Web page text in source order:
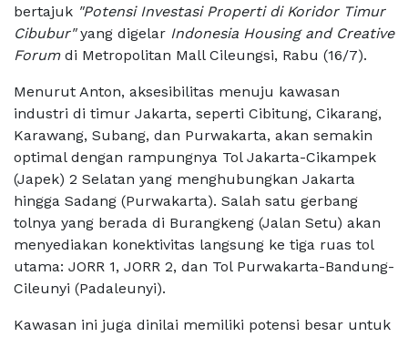
bertajuk "Potensi Investasi Properti di Koridor Timur
Cibubur"yang digelar Indonesia Housing and Creative
Forumdi Metropolitan Mall Cileungsi, Rabu (16/7).
Menurut Anton, aksesibilitas menuju kawasan
industri di timur Jakarta, seperti Cibitung, Cikarang,
Karawang, Subang, dan Purwakarta, akan semakin
optimal dengan rampungnya Tol Jakarta-Cikampek
(Japek) 2 Selatan yang menghubungkan Jakarta
hingga Sadang (Purwakarta). Salah satu gerbang
tolnya yang berada di Burangkeng (Jalan Setu) akan
menyediakan konektivitas langsung ke tiga ruas tol
utama: JORR 1, JORR 2, dan Tol Purwakarta-Bandung-
Cileunyi (Padaleunyi).
Kawasan ini juga dinilai memiliki potensi besar untuk